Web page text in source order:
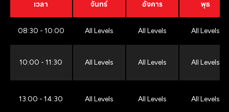
เวลา จันทร์ อังคาร พุธ
08:30 - 10:00 All Levels All Levels All Levels
10:00 - 11:30 All Levels All Levels All Levels
13:00 - 14:30 All Levels All Levels All Levels